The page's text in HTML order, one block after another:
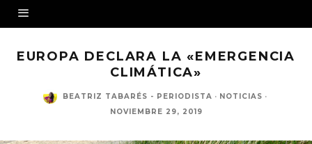
EUROPA DECLARA LA «EMERGENCIA
CLIMÁTICA»
BEATRIZ TABARÉS - PERIODISTA · NOTICIAS ·
NOVIEMBRE 29, 2019